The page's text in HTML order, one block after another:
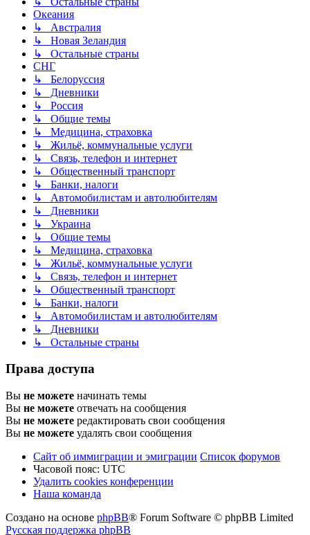
Океания
↳ Австралия
↳ Новая Зеландия
↳ Остальные страны
СНГ
↳ Белоруссия
↳ Дневники
↳ Россия
↳ Общие темы
↳ Медицина, страховка
↳ Жильё, коммунальные услуги
↳ Связь, телефон и интернет
↳ Общественный транспорт
↳ Банки, налоги
↳ Автомобилистам и автолюбителям
↳ Дневники
↳ Украина
↳ Общие темы
↳ Медицина, страховка
↳ Жильё, коммунальные услуги
↳ Связь, телефон и интернет
↳ Общественный транспорт
↳ Банки, налоги
↳ Автомобилистам и автолюбителям
↳ Дневники
↳ Остальные страны
Права доступа
Вы не можете начинать темы
Вы не можете отвечать на сообщения
Вы не можете редактировать свои сообщения
Вы не можете удалять свои сообщения
Сайт об иммиграции и эмиграции Список форумов
Часовой пояс: UTC
Удалить cookies конференции
Наша команда
Создано на основе phpBB® Forum Software © phpBB Limited
Русская поддержка phpBB